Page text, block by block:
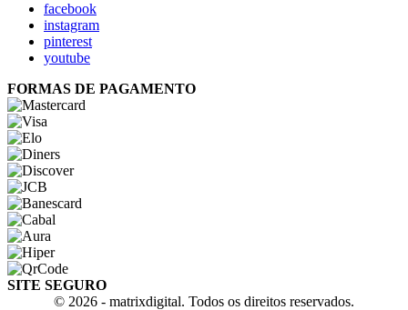
facebook
instagram
pinterest
youtube
FORMAS DE PAGAMENTO
SITE SEGURO
© 2026 - matrixdigital. Todos os direitos reservados.